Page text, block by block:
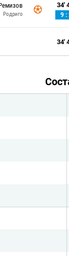
Родриго
34'
9 :
34'